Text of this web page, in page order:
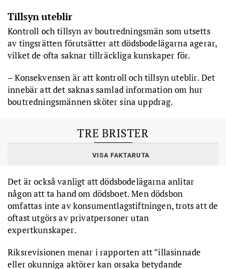
Tillsyn uteblir
Kontroll och tillsyn av boutredningsmän som utsetts
av tingsrätten förutsätter att dödsbodelägarna agerar,
vilket de ofta saknar tillräckliga kunskaper för.
– Konsekvensen är att kontroll och tillsyn uteblir. Det
innebär att det saknas samlad information om hur
boutredningsmännen sköter sina uppdrag.
TRE BRISTER
Granskningen visar också att:
• Skatteverkets handläggningstider
för bouppteckningar har
varitonödigt långa,vilket myndigheten borde ha åtgärdat
tidigare
• Tingsrätternasaknar tillräcklig kunskapom hur dödsboet ser
ut och boutredningsmännens specifika kompetenser när
boutredningsmän förordnas
• Kammarkollegietskontroll
VISA FAKTARUTA
Det är också vanligt att dödsbodelägarna anlitar
någon att ta hand om dödsboet. Men dödsbon
omfattas inte av konsumentlagstiftningen, trots att de
oftast utgörs av privatpersoner utan
expertkunskaper.
Riksrevisionen menar i rapporten att ”illasinnade
eller okunniga aktörer kan orsaka betydande